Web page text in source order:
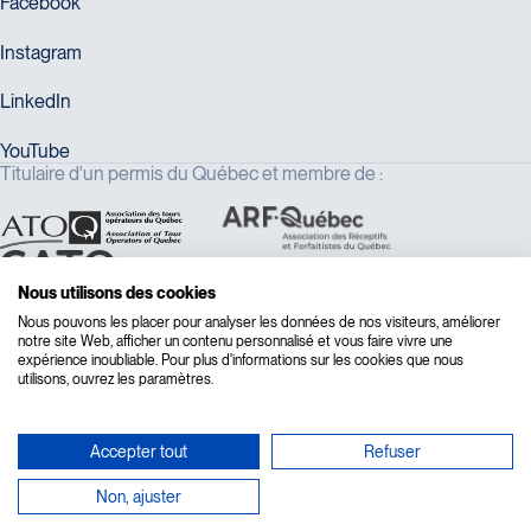
Voyages Transat St-Bruno
117 Boulevard Les Promenades -
Saint-Bruno-de-Montarville
J3V 5K2
Tél :450-441-1220 / 1-833-487-9323
Voyages Plein Soleil
108
Québec
Tél :418-847-1023 / 1-888-686-0049
Voyages Thomassin St-Hilaire
1100 Boulevard de La Chaudière #129
Québec
Titulaire d'un permis du Québec et membre de :
Nous utilisons des cookies
Nous pouvons les placer pour analyser les données de nos visiteurs, améliorer
notre site Web, afficher un contenu personnalisé et vous faire vivre une
expérience inoubliable. Pour plus d'informations sur les cookies que nous
utilisons, ouvrez les paramètres.
Accepter tout Refuser
Non, ajuster